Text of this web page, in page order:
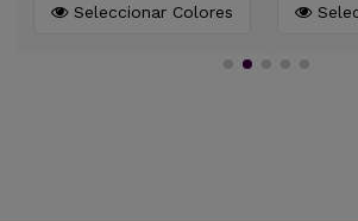
Seleccionar Colores